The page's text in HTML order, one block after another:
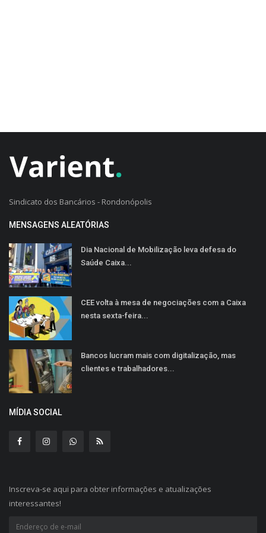
Sindicato dos Bancários - Rondonópolis
MENSAGENS ALEATÓRIAS
Dia Nacional de Mobilização leva defesa do
Saúde Caixa...
CEE volta à mesa de negociações com a Caixa
nesta sexta-feira...
Bancos lucram mais com digitalização, mas
clientes e trabalhadores...
MÍDIA SOCIAL
Inscreva-se aqui para obter informações e atualizações
interessantes!